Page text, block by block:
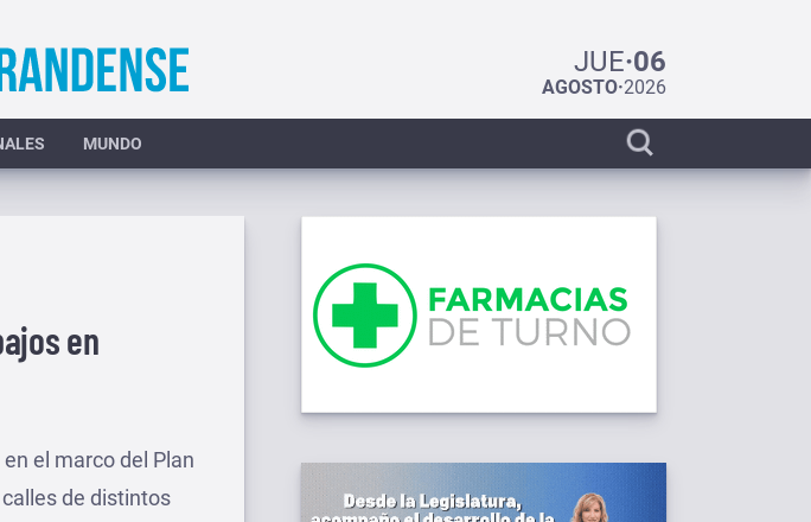
JUE·06
AGOSTO·2026
MUNDO
Display
search
en
el marco del Plan
de distintos